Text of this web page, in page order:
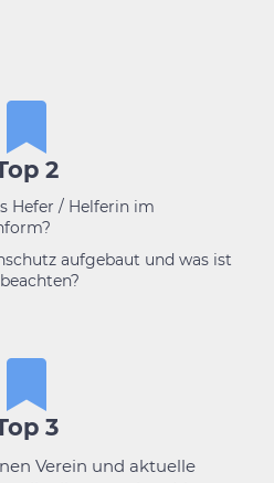
2
Hefer / Helferin im
aufgebaut und was ist
3
Verein und aktuelle